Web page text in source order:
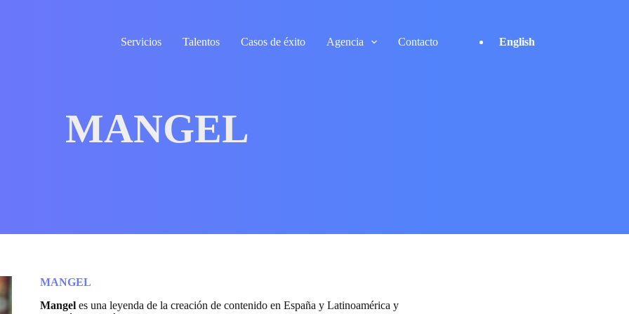
Servicios
Talentos Casos de éxito Agencia Contacto English
MANGEL
MANGEL
Mangel es una leyenda de la creación de contenido en España y Latinoamérica y